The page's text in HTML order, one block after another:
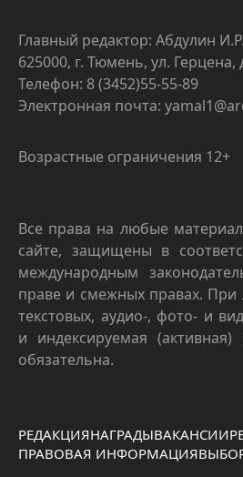
Главный редактор: Абдулин И.Р.
625000, г. Тюмень, ул. Герцена,
Телефон: 8 (3452)55-55-89
Электронная почта:
Возрастные ограничения 12+
Все права на любые
сайте, защищены в
международным
праве и смежных правах.
текстовых, аудио-, фото- и
и индексируемая (активная)
обязательна.
РЕДАКЦИЯНАГРАДЫВАКАНСИИ
ПРАВОВАЯ ИНФОРМАЦИЯ